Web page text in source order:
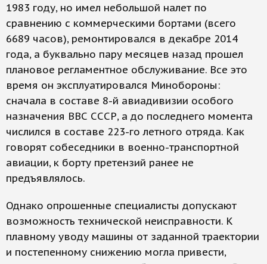
1983 году, но имел небольшой налет по
сравнению с коммерческими бортами (всего
6689 часов), ремонтировался в декабре 2014
года, а буквально пару месяцев назад прошел
плановое регламентное обслуживание. Все это
время он эксплуатировался Минобороны:
сначала в составе 8-й авиадивизии особого
назначения ВВС СССР, а до последнего момента
числился в составе 223-го летного отряда. Как
говорят собеседники в военно-транспортной
авиации, к борту претензий ранее не
предъявлялось.
Однако опрошенные специалисты допускают
возможность технической неисправности. К
плавному уводу машины от заданной траектории
и постепенному снижению могла привести,